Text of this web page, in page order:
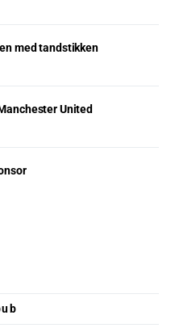
med tandstikken
United